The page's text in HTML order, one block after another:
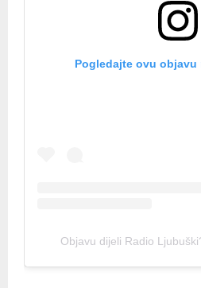
Pogledajte ovu objavu
Objavu dijeli Radio